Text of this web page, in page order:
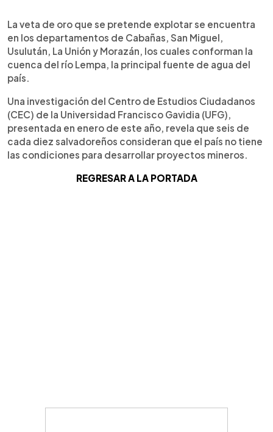
La veta de oro que se pretende explotar se encuentra
en los departamentos de Cabañas, San Miguel,
Usulután, La Unión y Morazán, los cuales conforman la
cuenca del río Lempa, la principal fuente de agua del
país.
Una investigación del Centro de Estudios Ciudadanos
(CEC) de la Universidad Francisco Gavidia (UFG),
presentada en enero de este año, revela que seis de
cada diez salvadoreños consideran que el país no tiene
las condiciones para desarrollar proyectos mineros.
REGRESAR A LA PORTADA